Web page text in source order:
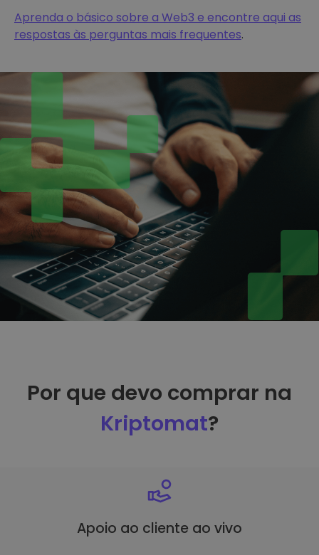
Aprenda o básico sobre a Web3 e encontre aqui as
respostas às perguntas mais frequentes.
Por que devo comprar na
Kriptomat?
Apoio ao cliente ao vivo